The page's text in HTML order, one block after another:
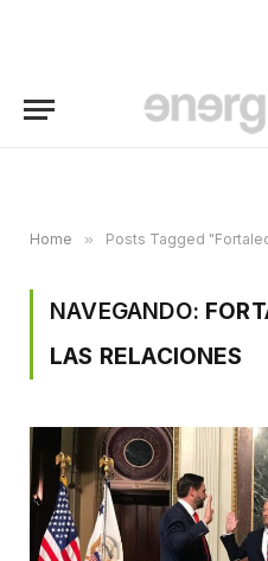
Home » Posts Tagged
NAVEGANDO:
LAS RELACIONES